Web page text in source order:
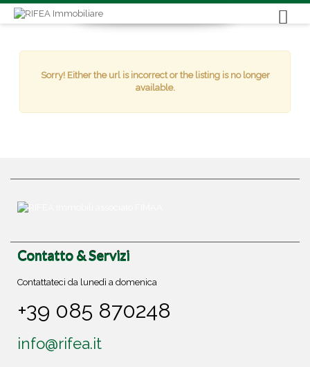
Sorry! Either the url is incorrect or the listing is no longer
available.
Contatto & Servizi
Contattateci da lunedì a domenica
+39 085 870248
info@rifea.it